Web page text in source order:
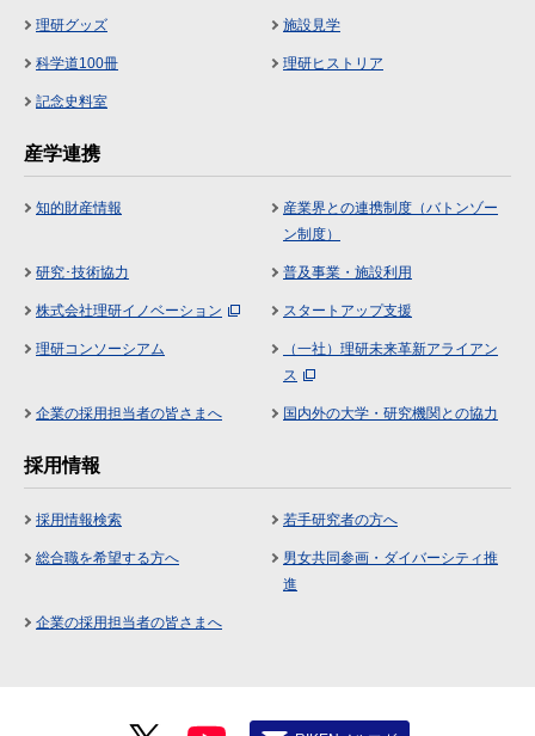
理研グッズ 施設見学
科学道100冊 理研ヒストリア
記念史料室
産学連携
知的財産情報
産業界との連携制度（バトンゾー
ン制度）
研究･技術協力 普及事業・施設利用
株式会社理研イノベーション スタートアップ支援
理研コンソーシアム
（一社）理研未来革新アライアン
ス
企業の採用担当者の皆さまへ 国内外の大学・研究機関との協力
採用情報
採用情報検索 若手研究者の方へ
総合職を希望する方へ
男女共同参画・ダイバーシティ推
進
企業の採用担当者の皆さまへ